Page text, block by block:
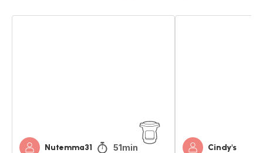
Nutemma31 51min Cindy's